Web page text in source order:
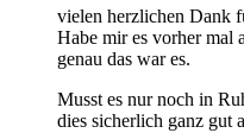
vielen herzlichen Dank
Habe mir es vorher mal
genau das war es.
Musst es nur noch in
dies sicherlich ganz gut